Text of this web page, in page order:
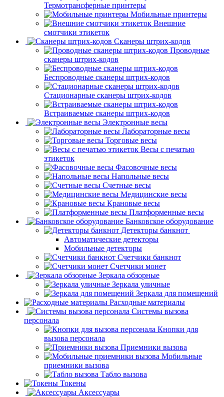
Термотрансферные принтеры
Мобильные принтеры
Внешние
смотчики этикеток
Сканеры штрих-кодов
Проводные
сканеры штрих-кодов
Беспроводные сканеры штрих-кодов
Стационарные сканеры штрих-кодов
Встраиваемые сканеры штрих-кодов
Электронные весы
Лабораторные весы
Торговые весы
Весы с печатью
этикеток
Фасовочные весы
Напольные весы
Счетные весы
Медицинские весы
Крановые весы
Платформенные весы
Банковское оборудование
Детекторы банкнот
Автоматические детекторы
Мобильные детекторы
Счетчики банкнот
Счетчики монет
Зеркала обзорные
Зеркала уличные
Зеркала для помещений
Расходные материалы
Системы вызова
персонала
Кнопки для
вызова персонала
Приемники вызова
Мобильные
приемники вызова
Табло вызова
Токены
Аксессуары